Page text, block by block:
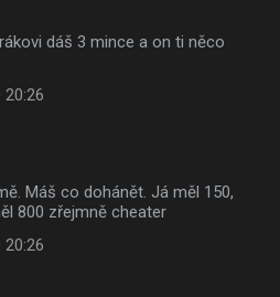
dáš 3 mince a on ti něco
20:26
Máš co dohánět. Já měl 150,
800 zřejmně cheater
20:26